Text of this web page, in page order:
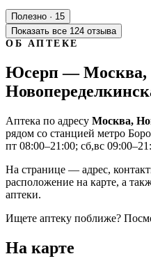
Полезно · 15
Показать все 124 отзыва
ОБ АПТЕКЕ
Юсерп — Москва,
Аптека по адресу Москва,
рядом со станцией метро
пт 08:00–21:00; сб,вс
На странице — адрес,
расположение на карте, а
аптеки.
Ищете аптеку поближе?
На карте